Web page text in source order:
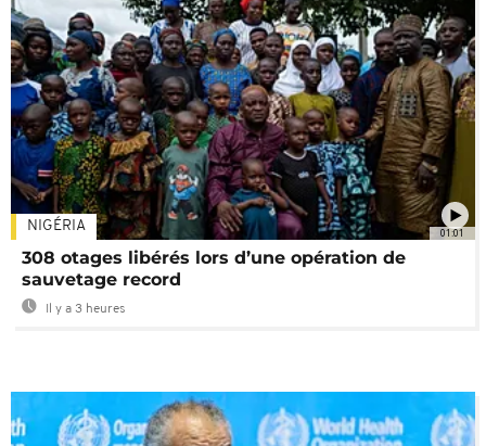
01:01
NIGÉRIA
308 otages libérés lors d’une opération de
sauvetage record
Il y a 3 heures